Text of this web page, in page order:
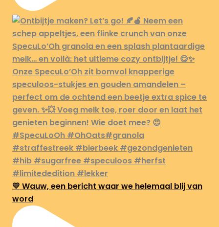
💛 Wauw, een bericht waar we helemaal blij van
word